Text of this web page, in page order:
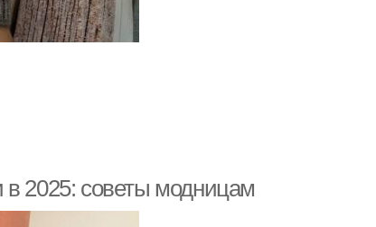
в 2025: советы модницам